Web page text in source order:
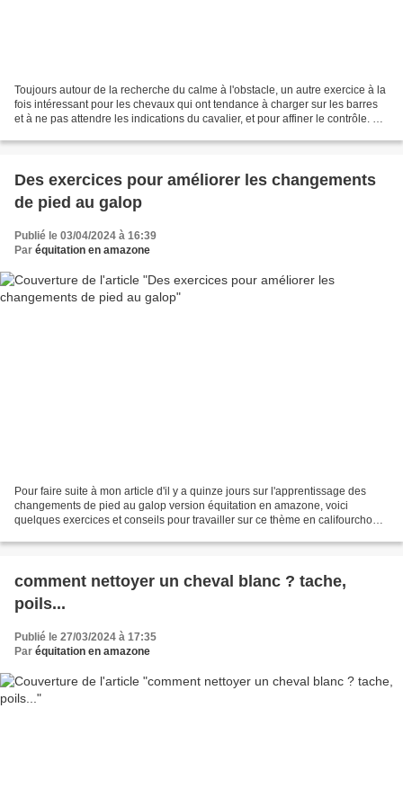
Toujours autour de la recherche du calme à l'obstacle, un autre exercice à la
fois intéressant pour les chevaux qui ont tendance à charger sur les barres
et à ne pas attendre les indications du cavalier, et pour affiner le contrôle. 3
Des exercices pour améliorer les changements
de pied au galop
Publié le 03/04/2024 à 16:39
Par équitation en amazone
Pour faire suite à mon article d'il y a quinze jours sur l'apprentissage des
changements de pied au galop version équitation en amazone, voici
quelques exercices et conseils pour travailler sur ce thème en califourchon
comment nettoyer un cheval blanc ? tache,
poils...
Publié le 27/03/2024 à 17:35
Par équitation en amazone